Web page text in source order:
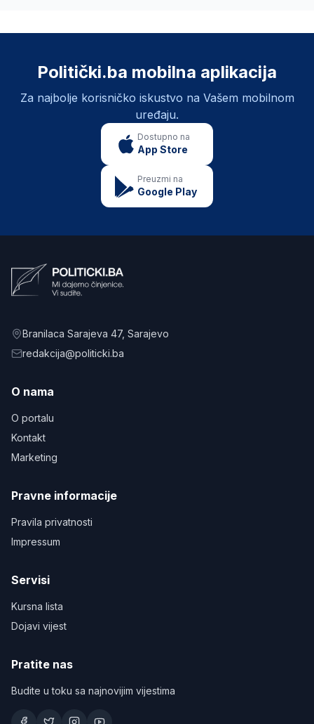
Politički.ba mobilna aplikacija
Za najbolje korisničko iskustvo na Vašem mobilnom
uređaju.
Dostupno na
App Store
Preuzmi na
Google Play
Branilaca Sarajeva 47, Sarajevo
redakcija@politicki.ba
O nama
O portalu
Kontakt
Marketing
Pravne informacije
Pravila privatnosti
Impressum
Servisi
Kursna lista
Dojavi vijest
Pratite nas
Budite u toku sa najnovijim vijestima